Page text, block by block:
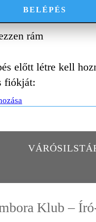
BELÉPÉS
rám
előtt létre kell
fiókját:
Klub –